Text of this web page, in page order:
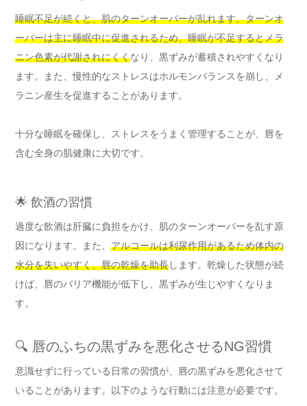
睡眠不足が続くと、肌のターンオーバーが乱れます。ターンオ
ーバーは主に睡眠中に促進されるため、睡眠が不足するとメラ
ニン色素が代謝されにくくなり、黒ずみが蓄積されやすくなり
ます。また、慢性的なストレスはホルモンバランスを崩し、メ
ラニン産生を促進することがあります。
十分な睡眠を確保し、ストレスをうまく管理することが、唇を
含む全身の肌健康に大切です。
🌟 飲酒の習慣
過度な飲酒は肝臓に負担をかけ、肌のターンオーバーを乱す原
因になります。また、 アルコールは利尿作用があるため体内の
水分を失いやすく、唇の乾燥を助長します。乾燥した状態が続
けば、唇のバリア機能が低下し、黒ずみが生じやすくなりま
す。
🔍 唇のふちの黒ずみを悪化させるNG習慣
意識せずに行っている日常の習慣が、唇の黒ずみを悪化させて
いることがあります。以下のような行動には注意が必要です。